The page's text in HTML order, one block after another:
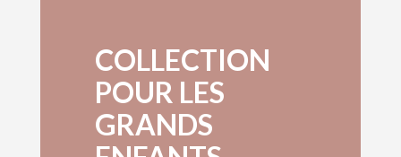
COLLECTION
POUR LES
GRANDS